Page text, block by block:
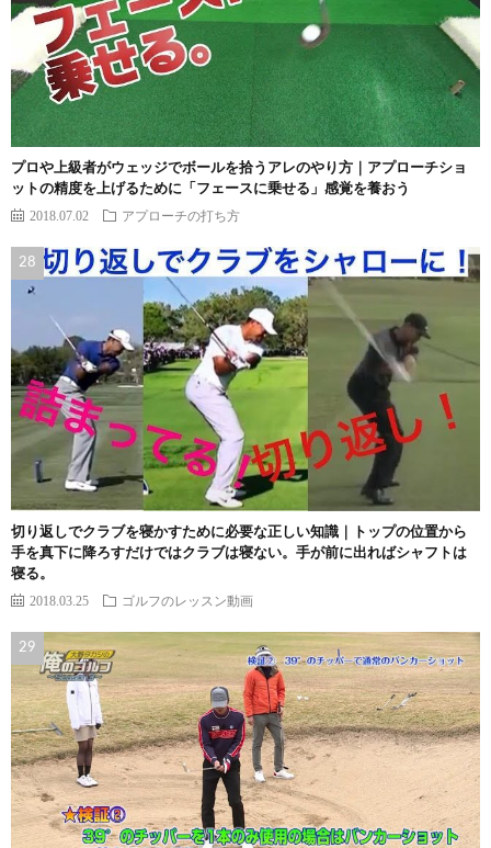
プロや上級者がウェッジでボールを拾うアレのやり方｜アプローチショ
ットの精度を上げるために「フェースに乗せる」感覚を養おう
2018.07.02 アプローチの打ち方
切り返しでクラブを寝かすために必要な正しい知識｜トップの位置から
手を真下に降ろすだけではクラブは寝ない。手が前に出ればシャフトは
寝る。
2018.03.25 ゴルフのレッスン動画